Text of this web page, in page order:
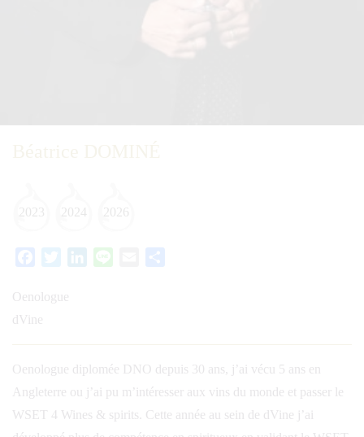
2023 2024 2026
FacebookTwitterLinkedIn Email
Oenologue
dVine
Oenologue diplomée DNO depuis 30 ans, j’ai vécu 5 ans en
Angleterre ou j’ai pu m’intéresser aux vins du monde et passer le
WSET 4 Wines & spirits. Cette année au sein de dVine j’ai